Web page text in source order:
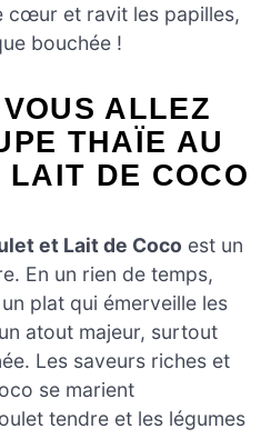
cœur et ravit les papilles,
bouchée !
ALLEZ
THAÏE AU
LAIT DE COCO
et Lait de Coco est un
En un rien de temps,
plat qui émerveille les
atout majeur, surtout
Les saveurs riches et
se marient
tendre et les légumes